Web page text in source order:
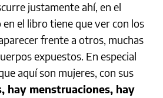
justamente ahí, en el
el libro tiene que ver con los
frente a otros, muchas
expuestos. En especial
aquí son mujeres, con sus
hay menstruaciones, hay